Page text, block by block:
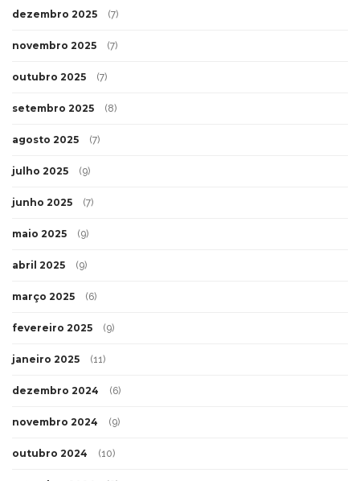
dezembro 2025 (7)
novembro 2025 (7)
outubro 2025 (7)
setembro 2025 (8)
agosto 2025 (7)
julho 2025 (9)
junho 2025 (7)
maio 2025 (9)
abril 2025 (9)
março 2025 (6)
fevereiro 2025 (9)
janeiro 2025 (11)
dezembro 2024 (6)
novembro 2024 (9)
outubro 2024 (10)